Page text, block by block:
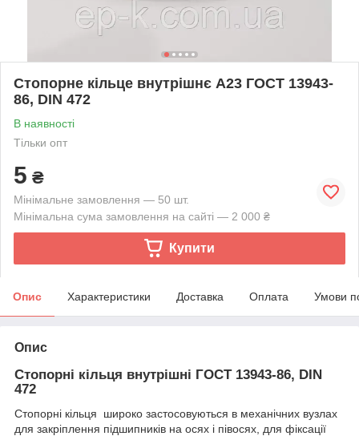
Стопорне кільце внутрішнє А23 ГОСТ 13943-
86, DIN 472
В наявності
Тільки опт
5 ₴
Мінімальне замовлення — 50 шт.
Мінімальна сума замовлення на сайті — 2 000 ₴
Купити
Опис Характеристики Доставка Оплата Умови
Опис
Стопорні кільця внутрішні ГОСТ 13943-86, DIN
472
Стопорні кільця широко застосовуються в механічних вузлах
для закріплення підшипників на осях і півосях, для фіксації